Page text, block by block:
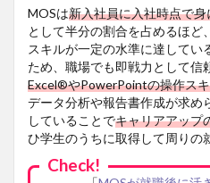
おす
すめ
関連
資格
3.1
簿記検
定(3
級)
3.2
ITパス
MOSは新入社員に入社時点で
として半分の割合を占めるほど
スキルが一定の水準に達してい
ため、職場でも即戦力として信
Excel®やPowerPointの操作ス
データ分析や報告書作成が求め
していることでキャリアアップ
ひ学生のうちに取得して周りの
Check!